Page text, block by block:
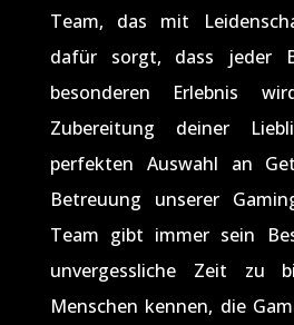
Team, das mit
dafür sorgt, dass jeder
besonderen Erlebnis
Zubereitung deiner
perfekten Auswahl an
Betreuung unserer
Team gibt immer sein
unvergessliche Zeit zu
Menschen kennen, die